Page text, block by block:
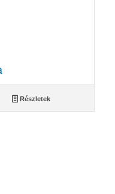
Részletek